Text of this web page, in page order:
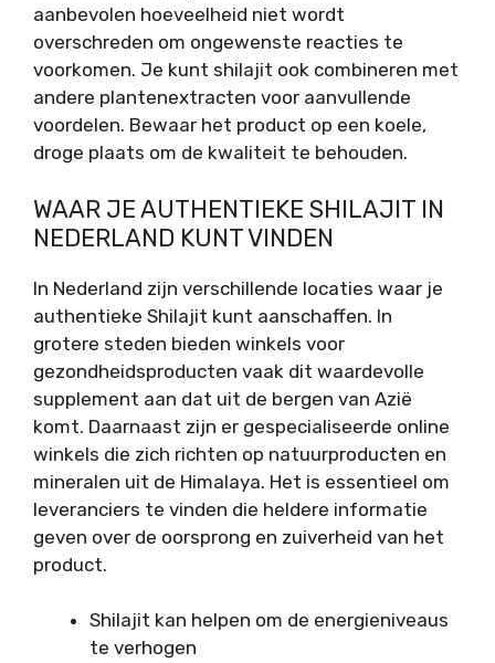
aanbevolen hoeveelheid niet wordt
overschreden om ongewenste reacties te
voorkomen. Je kunt shilajit ook combineren met
andere plantenextracten voor aanvullende
voordelen. Bewaar het product op een koele,
droge plaats om de kwaliteit te behouden.
WAAR JE AUTHENTIEKE SHILAJIT IN
NEDERLAND KUNT VINDEN
In Nederland zijn verschillende locaties waar je
authentieke Shilajit kunt aanschaffen. In
grotere steden bieden winkels voor
gezondheidsproducten vaak dit waardevolle
supplement aan dat uit de bergen van Azië
komt. Daarnaast zijn er gespecialiseerde online
winkels die zich richten op natuurproducten en
mineralen uit de Himalaya. Het is essentieel om
leveranciers te vinden die heldere informatie
geven over de oorsprong en zuiverheid van het
product.
Shilajit kan helpen om de energieniveaus
te verhogen